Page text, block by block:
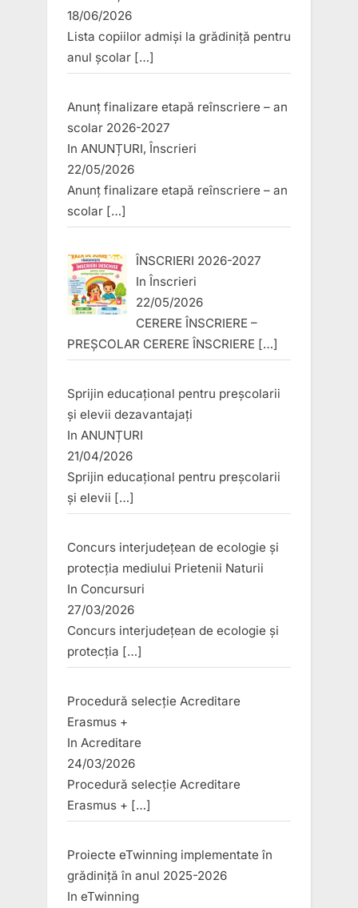
18/06/2026
Lista copiilor admiși la grădiniță pentru
anul școlar […]
Anunț finalizare etapă reînscriere – an
scolar 2026-2027
In ANUNȚURI, Înscrieri
22/05/2026
Anunț finalizare etapă reînscriere – an
scolar […]
ÎNSCRIERI 2026-2027
InÎnscrieri
22/05/2026
CERERE ÎNSCRIERE –
PREȘCOLAR CERERE ÎNSCRIERE […]
Sprijin educațional pentru preșcolarii
și elevii dezavantajați
In ANUNȚURI
21/04/2026
Sprijin educațional pentru preșcolarii
și elevii […]
Concurs interjudețean de ecologie și
protecția mediului Prietenii Naturii
In Concursuri
27/03/2026
Concurs interjudețean de ecologie și
protecția […]
Procedură selecție Acreditare
Erasmus +
In Acreditare
24/03/2026
Procedură selecție Acreditare
Erasmus + […]
Proiecte eTwinning implementate în
grădiniță în anul 2025-2026
In eTwinning